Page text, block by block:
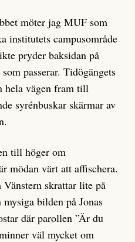
möter jag MUF som
institutets campusområde
pryder baksidan på
passerar. Tidögängets
hela vägen fram till
syrénbuskar skärmar av
till höger om
mödan värt att affischera.
skrattar lite på
bilden på Jonas
där parollen ”Är du
väl mycket om